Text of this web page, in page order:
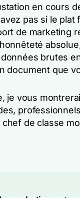
en cours
pas si le
de marketing
brutes
document que
je vous
de classe